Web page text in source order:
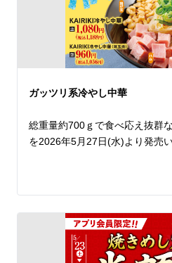
き、お得な無料クーポンをゲッ
しかも！今年は初の3日間開催！
今まで週末でお越しいただけな
店いただきたく、金曜日も開催
1年で最もお得な3日間！
ランチやディナーに皆さまのご
*1 無料クーポンご使用の際は、
(並)」以外のラーメンも差額を
*2 無料クーポンの引き換えに
アプリのダウンロードと会員登
ガッツリ系冷やし中華
総重量約700ｇで食べ応え抜群
を2026年5月27日(水)より発売い
ラーメン魁力屋自慢の醤油か
どこか懐かしさを感じる味わい
えのある一杯に仕上げました。